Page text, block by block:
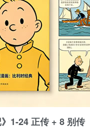
24 正传 + 8 别传